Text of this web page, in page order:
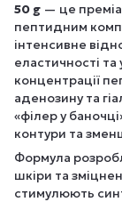
50 g — це
пептидним
інтенсивне
еластичності
концентрації
аденозину та
«філер у
контури та
Формула
шкіри та
стимулюють